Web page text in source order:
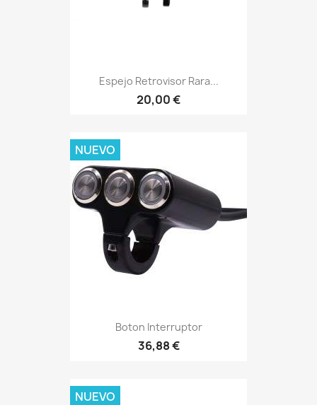
Espejo Retrovisor Rara...
20,00 €
Boton Interruptor
36,88 €
NUEVO
NUEVO